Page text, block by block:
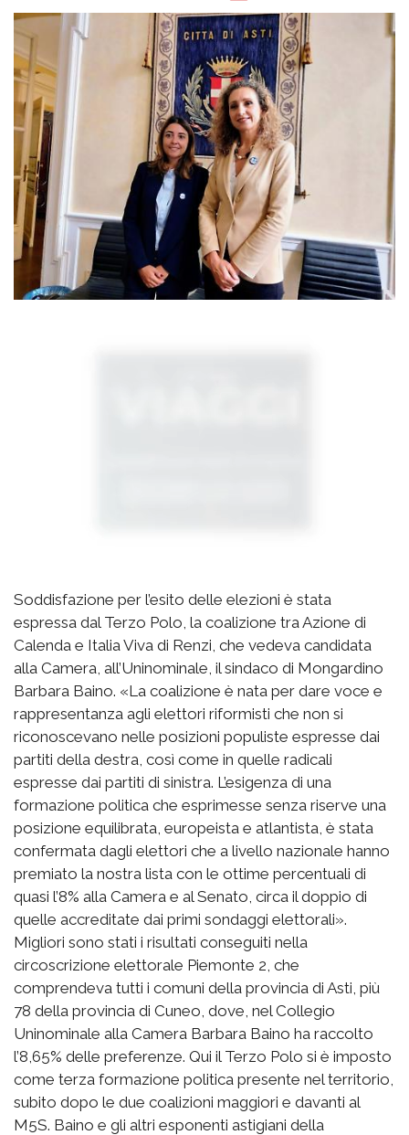
Soddisfazione per l’esito delle elezioni è stata
espressa dal Terzo Polo, la coalizione tra Azione di
Calenda e Italia Viva di Renzi, che vedeva candidata
alla Camera, all’Uninominale, il sindaco di Mongardino
Barbara Baino. «La coalizione è nata per dare voce e
rappresentanza agli elettori riformisti che non si
riconoscevano nelle posizioni populiste espresse dai
partiti della destra, così come in quelle radicali
espresse dai partiti di sinistra. L’esigenza di una
formazione politica che esprimesse senza riserve una
posizione equilibrata, europeista e atlantista, è stata
confermata dagli elettori che a livello nazionale hanno
premiato la nostra lista con le ottime percentuali di
quasi l’8% alla Camera e al Senato, circa il doppio di
quelle accreditate dai primi sondaggi elettorali».
Migliori sono stati i risultati conseguiti nella
circoscrizione elettorale Piemonte 2, che
comprendeva tutti i comuni della provincia di Asti, più
78 della provincia di Cuneo, dove, nel Collegio
Uninominale alla Camera Barbara Baino ha raccolto
l’8,65% delle preferenze. Qui il Terzo Polo si è imposto
come terza formazione politica presente nel territorio,
subito dopo le due coalizioni maggiori e davanti al
M5S. Baino e gli altri esponenti astigiani della